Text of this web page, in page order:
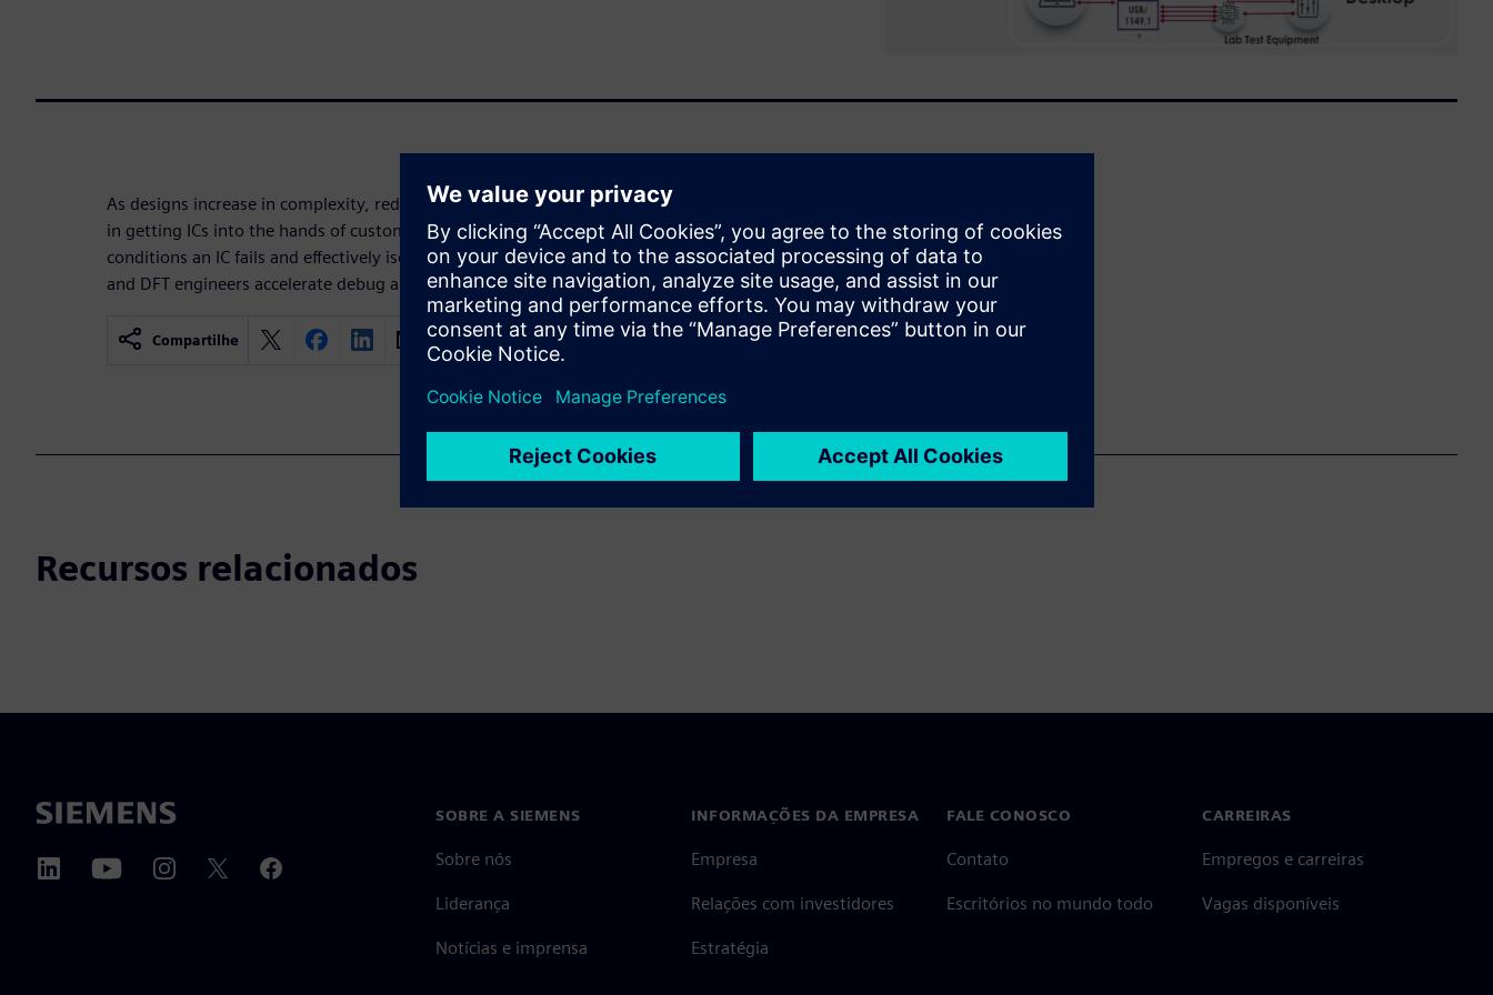
As designs increase in complexity, reducing the silicon bring-up phase is critical
in getting ICs into the hands of customers. Understanding under what
conditions an IC fails and effectively isolating the problem helps design, test,
and DFT engineers accelerate debug and characterization.
Compartilhe
Recursos relacionados
SOBRE A SIEMENS
Sobre nós
Liderança
Notícias e imprensa
INFORMAÇÕES DA EMPRESA
Empresa
Relações com investidores
Estratégia
FALE CONOSCO
Contato
Escritórios no mundo todo
CARREIRAS
Empregos e carreiras
Vagas disponíveis